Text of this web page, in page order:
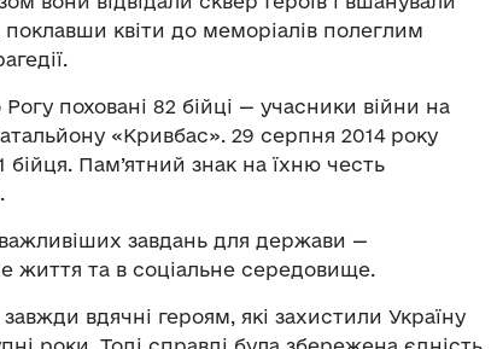
поклавши квіти до меморіалів полеглим
поховані 82 бійці — учасники війни на
«Кривбас». 29 серпня 2014 року
бійця. Пам’ятний знак на їхню честь
завдань для держави —
життя та в соціальне середовище.
завжди вдячні героям, які захистили Україну